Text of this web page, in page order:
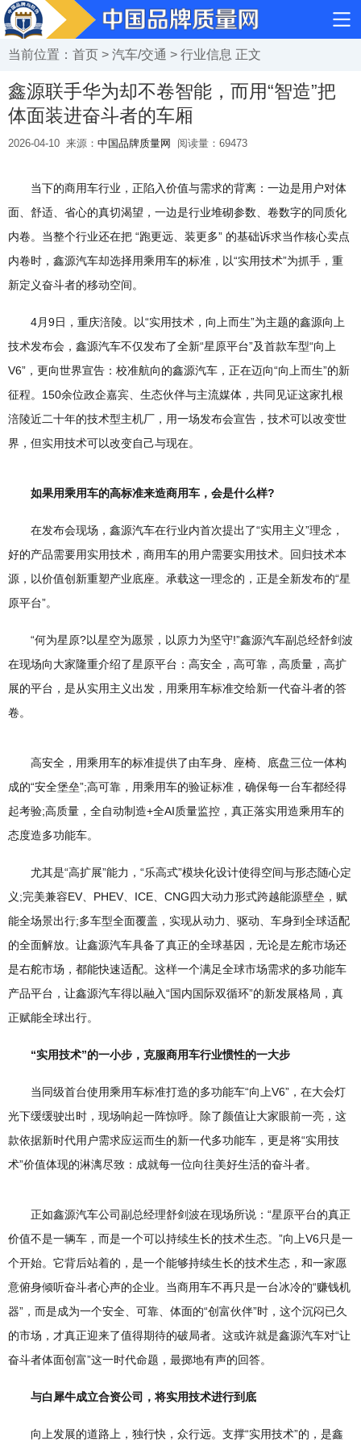
当前位置： 首页 > 汽车/交通 > 行业信息 正文
鑫源联手华为却不卷智能，而用“智造”把
体面装进奋斗者的车厢
2026-04-10 来源： 中国品牌质量网 阅读量： 69473
当下的商用车行业，正陷入价值与需求的背离：一边是用户对体
面、舒适、省心的真切渴望，一边是行业堆砌参数、卷数字的同质化
内卷。当整个行业还在把 “跑更远、装更多” 的基础诉求当作核心卖点
内卷时，鑫源汽车却选择用乘用车的标准，以“实用技术”为抓手，重
新定义奋斗者的移动空间。
4月9日，重庆涪陵。以“实用技术，向上而生”为主题的鑫源向上
技术发布会，鑫源汽车不仅发布了全新“星原平台”及首款车型“向上
V6”，更向世界宣告：校准航向的鑫源汽车，正在迈向“向上而生”的新
征程。150余位政企嘉宾、生态伙伴与主流媒体，共同见证这家扎根
涪陵近二十年的技术型主机厂，用一场发布会宣告，技术可以改变世
界，但实用技术可以改变自己与现在。
如果用乘用车的高标准来造商用车，会是什么样?
在发布会现场，鑫源汽车在行业内首次提出了“实用主义”理念，
好的产品需要用实用技术，商用车的用户需要实用技术。回归技术本
源，以价值创新重塑产业底座。承载这一理念的，正是全新发布的“星
原平台”。
“何为星原?以星空为愿景，以原力为坚守!”鑫源汽车副总经舒剑波
在现场向大家隆重介绍了星原平台：高安全，高可靠，高质量，高扩
展的平台，是从实用主义出发，用乘用车标准交给新一代奋斗者的答
卷。
高安全，用乘用车的标准提供了由车身、座椅、底盘三位一体构
成的“安全堡垒”;高可靠，用乘用车的验证标准，确保每一台车都经得
起考验;高质量，全自动制造+全AI质量监控，真正落实用造乘用车的
态度造多功能车。
尤其是“高扩展”能力，“乐高式”模块化设计使得空间与形态随心定
义;完美兼容EV、PHEV、ICE、CNG四大动力形式跨越能源壁垒，赋
能全场景出行;多车型全面覆盖，实现从动力、驱动、车身到全球适配
的全面解放。让鑫源汽车具备了真正的全球基因，无论是左舵市场还
是右舵市场，都能快速适配。这样一个满足全球市场需求的多功能车
产品平台，让鑫源汽车得以融入“国内国际双循环”的新发展格局，真
正赋能全球出行。
“实用技术”的一小步，克服商用车行业惯性的一大步
当同级首台使用乘用车标准打造的多功能车“向上V6”，在大会灯
光下缓缓驶出时，现场响起一阵惊呼。除了颜值让大家眼前一亮，这
款依据新时代用户需求应运而生的新一代多功能车，更是将“实用技
术”价值体现的淋漓尽致：成就每一位向往美好生活的奋斗者。
正如鑫源汽车公司副总经理舒剑波在现场所说：“星原平台的真正
价值不是一辆车，而是一个可以持续生长的技术生态。”向上V6只是一
个开始。它背后站着的，是一个能够持续生长的技术生态，和一家愿
意俯身倾听奋斗者心声的企业。当商用车不再只是一台冰冷的“赚钱机
器”，而是成为一个安全、可靠、体面的“创富伙伴”时，这个沉闷已久
的市场，才真正迎来了值得期待的破局者。这或许就是鑫源汽车对“让
奋斗者体面创富”这一时代命题，最掷地有声的回答。
与白犀牛成立合资公司，将实用技术进行到底
向上发展的道路上，独行快，众行远。支撑“实用技术”的，是鑫